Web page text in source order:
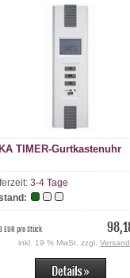
TIMER-Gurtkastenuhr
3-4 Tage
EUR pro Stück
inkl. 19 % MwSt. zzgl.